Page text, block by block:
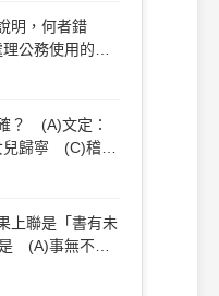
月十日夜，樂天
，乃常用敬詞，
」為自謙之詞，
明，何者錯
公務使用的文
行文之分 (B)
，可用「主旨」
完成 (C)「說
「請查照辦理」
？ (A)文定：
兒歸寧 (C)稽
生滿月
上聯是「書有未
(A)事無不可
(C)事如春夢